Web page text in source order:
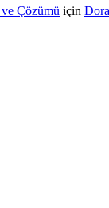
Çözümü için